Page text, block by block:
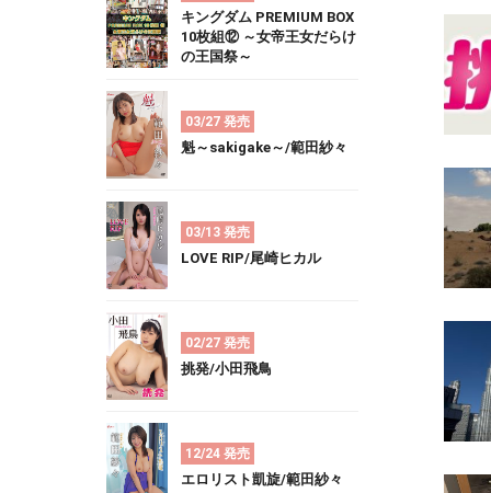
キングダム PREMIUM BOX
10枚組⑫ ～女帝王女だらけ
の王国祭～
03/27 発売
魁～sakigake～/範田紗々
03/13 発売
LOVE RIP/尾崎ヒカル
02/27 発売
挑発/小田飛鳥
12/24 発売
エロリスト凱旋/範田紗々